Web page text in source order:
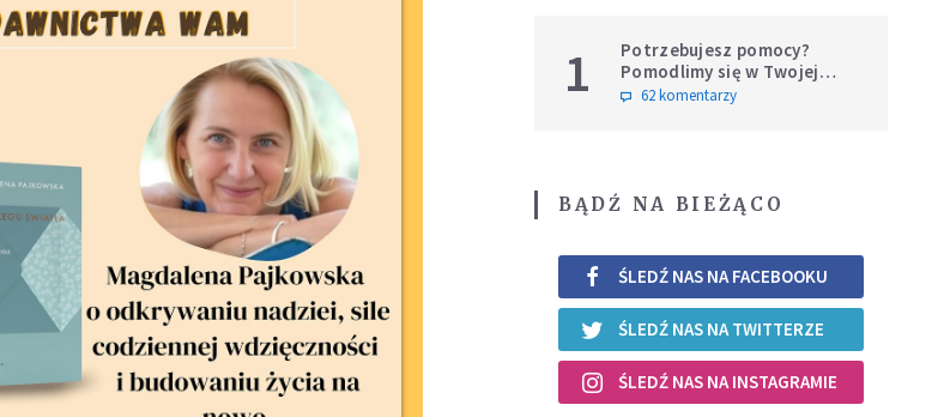
1
Potrzebujesz pomocy?
Pomodlimy się w Twojej
intencji
62 komentarzy
BĄDŹ NA BIEŻĄCO
ŚLEDŹ NAS NA FACEBOOKU
ŚLEDŹ NAS NA TWITTERZE
ŚLEDŹ NAS NA INSTAGRAMIE